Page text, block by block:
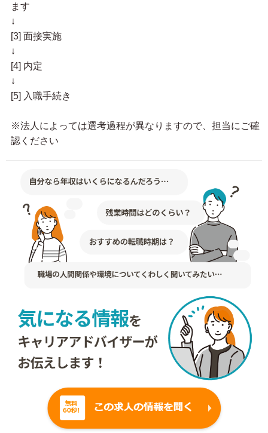
ます
↓
[3] 面接実施
↓
[4] 内定
↓
[5] 入職手続き
※法人によっては選考過程が異なりますので、担当にご確
認ください